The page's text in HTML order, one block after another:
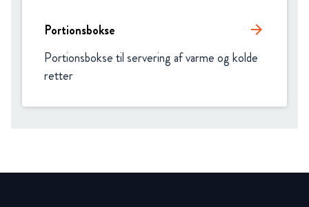
Portionsbokse arrow_forward
Portionsbokse til servering af varme og kolde
retter